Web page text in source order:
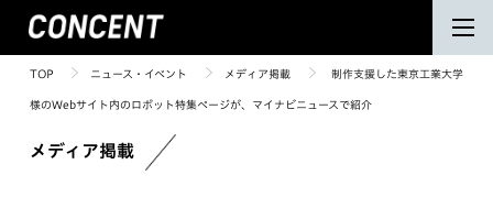
TOP ニュース・イベント メディア掲載 制作支援した東京工業大学
様のWebサイト内のロボット特集ページが、マイナビニュースで紹介
メディア掲載